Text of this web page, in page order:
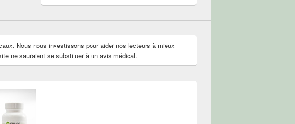
profilprofil
Nous nous investissons pour aider nos lecteurs à mieux
ne sauraient se substituer à un avis médical.